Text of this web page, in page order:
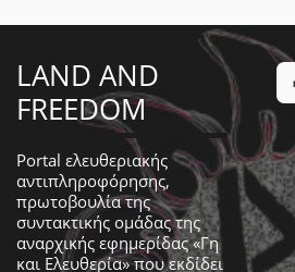
LAND AND
FREEDOM
Portal ελευθεριακής
αντιπληροφόρησης,
πρωτοβουλία της
συντακτικής ομάδας της
αναρχικής εφημερίδας «Γη
και Ελευθερία» που εκδίδει